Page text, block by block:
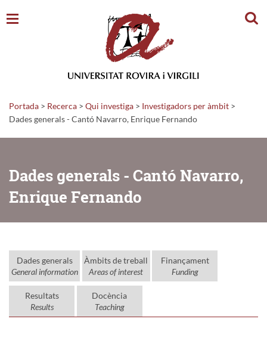
Portada > Recerca > Qui investiga > Investigadors per àmbit >
Dades generals - Cantó Navarro, Enrique Fernando
Dades generals - Cantó Navarro,
Enrique Fernando
Dades generals
General information
Àmbits de treball
Areas of interest
Finançament
Funding
Resultats
Results
Docència
Teaching